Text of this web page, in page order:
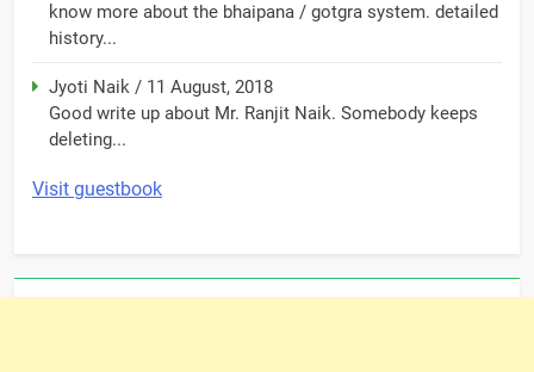
know more about the bhaipana / gotgra system. detailed
history...
Jyoti Naik / 11 August, 2018
Good write up about Mr. Ranjit Naik. Somebody keeps
deleting...
Visit guestbook